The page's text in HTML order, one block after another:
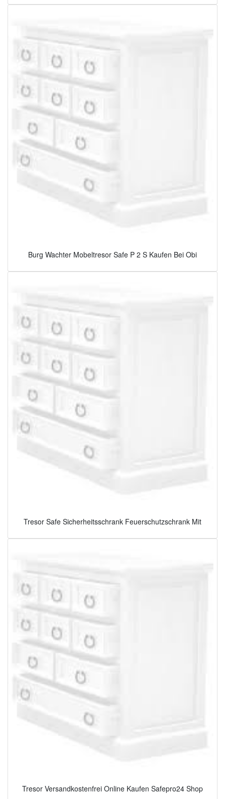
Burg Wachter Mobeltresor Safe P 2 S Kaufen Bei Obi
Tresor Safe Sicherheitsschrank Feuerschutzschrank Mit
Tresor Versandkostenfrei Online Kaufen Safepro24 Shop